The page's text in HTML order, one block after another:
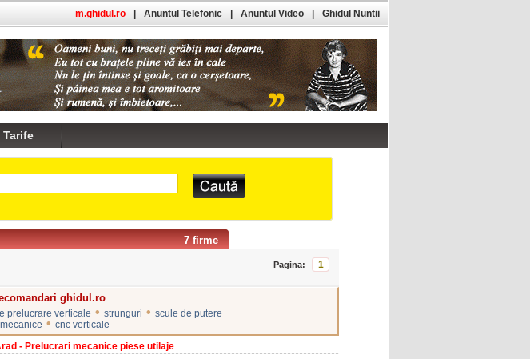
7 firme
Pagina: 1
ghidul.ro
prelucrare verticale • strunguri • scule de putere
• cnc verticale
- Prelucrari mecanice piese utilaje
m.ghidul.ro Anuntul Telefonic Anuntul Video Ghidul Nuntii
Tarife